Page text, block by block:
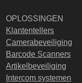
OPLOSSINGEN
Klantentellers
Camerabeveiliging
Barcode Scanners
Artikelbeveiliging
Intercom systemen